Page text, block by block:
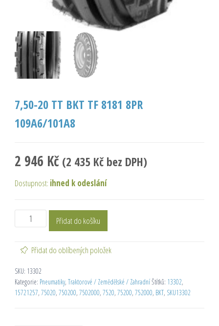
7,50-20 TT BKT TF 8181 8PR
109A6/101A8
2 946 Kč (2 435 Kč bez DPH)
Dostupnost: ihned k odeslání
Přidat do košíku
Přidat do oblíbených položek
SKU: 13302
Kategorie: Pneumatiky, Traktorové / Zemědělské / ZahradníŠtítků: 13302,
15721257, 75020, 750200, 7502000, 7520, 75200, 752000, BKT, SKU13302